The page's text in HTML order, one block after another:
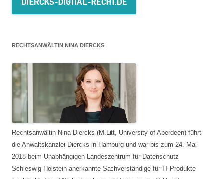
RECHTSANWÄLTIN NINA DIERCKS
Rechtsanwältin Nina Diercks (M.Litt, University of Aberdeen) führt
die Anwaltskanzlei Diercks in Hamburg und war bis zum 24. Mai
2018 beim Unabhängigen Landeszentrum für Datenschutz
Schleswig-Holstein anerkannte Sachverständige für IT-Produkte